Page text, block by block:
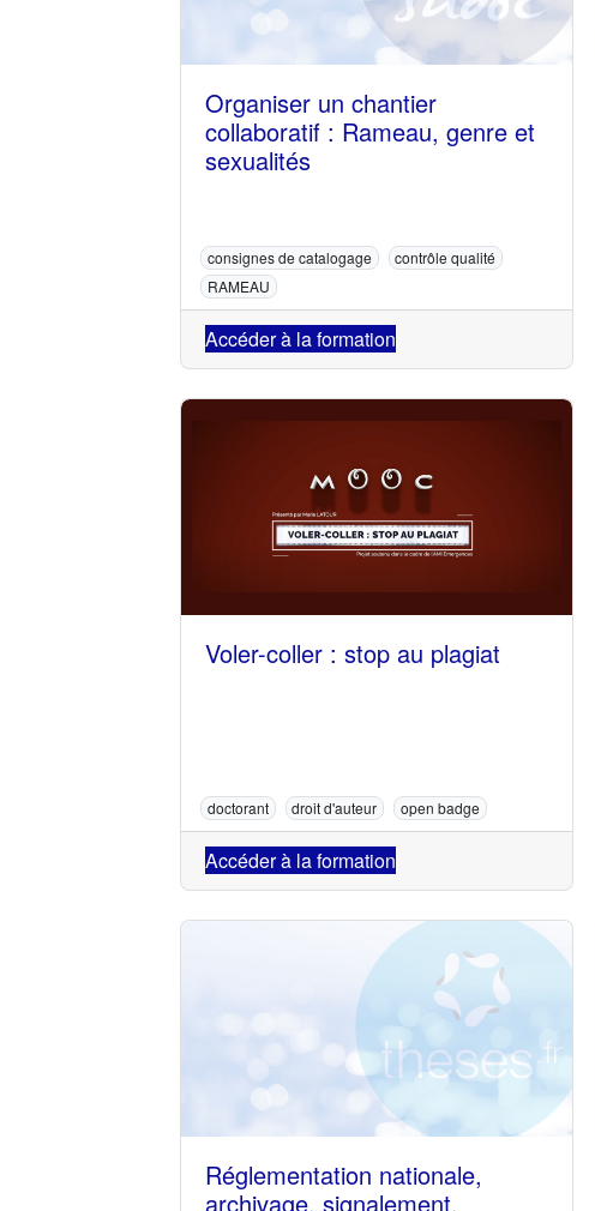
Organiser un chantier
collaboratif : Rameau, genre et
sexualités
consignes de catalogage
contrôle qualité
RAMEAU
Accéder à la formation
Voler-coller : stop au plagiat
doctorant droit d'auteur open badge
Accéder à la formation
Réglementation nationale,
archivage, signalement,